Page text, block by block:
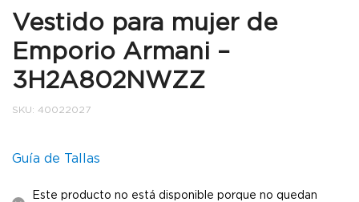
Vestido para mujer de
Emporio Armani –
3H2A802NWZZ
SKU: 40022027
Guía de Tallas
Este producto no está disponible porque no quedan